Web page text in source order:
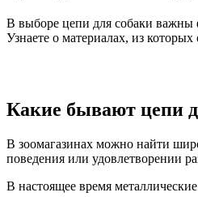
В выборе цепи для собаки важны
Узнаете о материалах, из
Какие бывают цепи
В зоомагазинах можно найти
поведения или удовлетворении
В настоящее время